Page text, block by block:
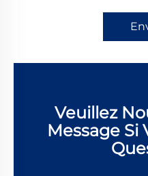
Veuillez
Message Si